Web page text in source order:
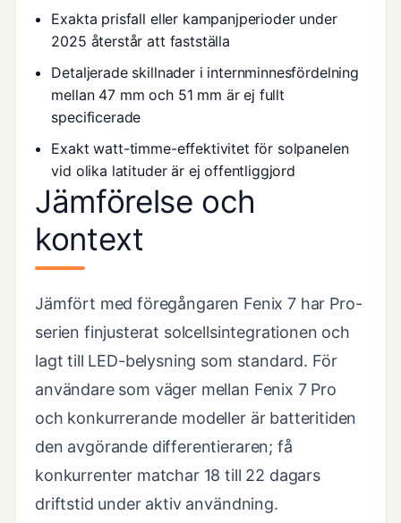
Exakta prisfall eller kampanjperioder under
2025 återstår att fastställa
Detaljerade skillnader i internminnesfördelning
mellan 47 mm och 51 mm är ej fullt
specificerade
Exakt watt-timme-effektivitet för solpanelen
vid olika latituder är ej offentliggjord
Jämförelse och
kontext
Jämfört med föregångaren Fenix 7 har Pro-
serien finjusterat solcellsintegrationen och
lagt till LED-belysning som standard. För
användare som väger mellan Fenix 7 Pro
och konkurrerande modeller är batteritiden
den avgörande differentieraren; få
konkurrenter matchar 18 till 22 dagars
driftstid under aktiv användning.